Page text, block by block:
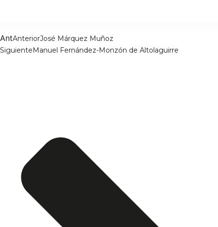
AntAnteriorJosé Márquez Muñoz
SiguienteManuel Fernández-Monzón de Altolaguirre